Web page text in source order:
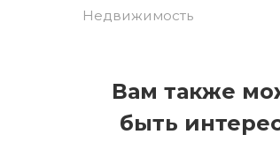
Недвижимость
Вам также
быть